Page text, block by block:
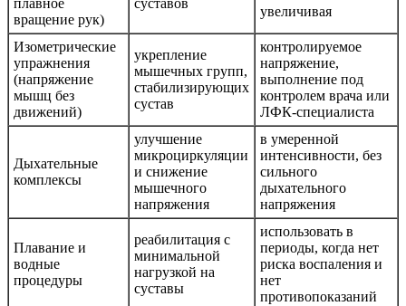
плавное
вращение рук)
суставов
увеличивая
Изометрические
упражнения
(напряжение
мышц без
движений)
укрепление
мышечных групп,
стабилизирующих
сустав
контролируемое
напряжение,
выполнение под
контролем врача или
ЛФК-специалиста
Дыхательные
комплексы
улучшение
микроциркуляции
и снижение
мышечного
напряжения
в умеренной
интенсивности, без
сильного
дыхательного
напряжения
Плавание и
водные
процедуры
реабилитация с
минимальной
нагрузкой на
суставы
использовать в
периоды, когда нет
риска воспаления и
нет
противопоказаний